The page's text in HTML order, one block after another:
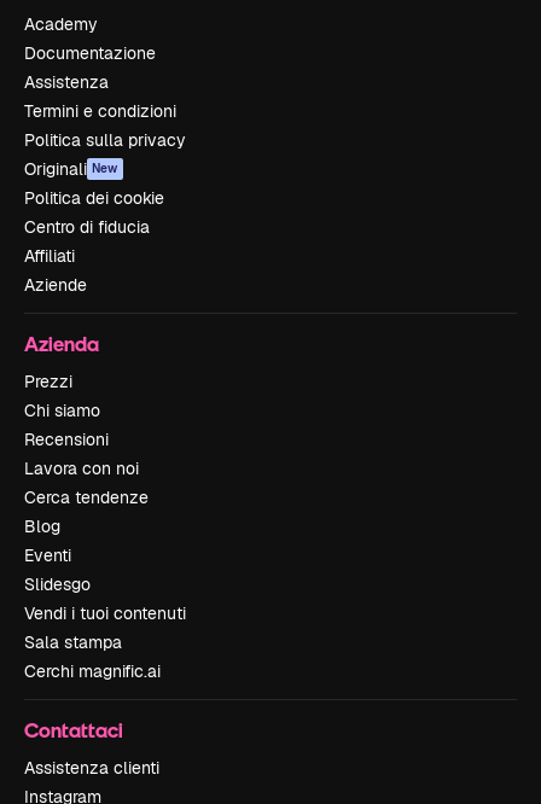
Academy
Documentazione
Assistenza
Termini e condizioni
Politica sulla privacy
Originali New
Politica dei cookie
Centro di fiducia
Affiliati
Aziende
Azienda
Prezzi
Chi siamo
Recensioni
Lavora con noi
Cerca tendenze
Blog
Eventi
Slidesgo
Vendi i tuoi contenuti
Sala stampa
Cerchi magnific.ai
Contattaci
Assistenza clienti
Instagram